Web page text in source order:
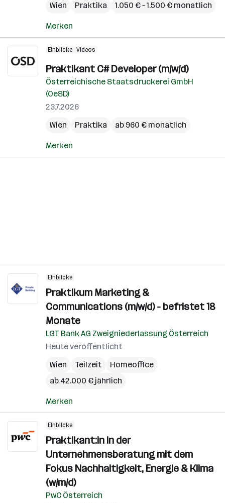
Wien Praktika 1.050 € – 1.500 € monatlich
Merken
Einblicke Videos
Praktikant C# Developer (m/w/d)
Österreichische Staatsdruckerei GmbH
(OeSD)
23.7.2026
Wien
Praktika ab 960 € monatlich
Merken
Einblicke
Praktikum Marketing &
Communications (m/w/d) - befristet 18
Monate
LGT Bank AG Zweigniederlassung Österreich
Heute veröffentlicht
Wien
Teilzeit
Homeoffice
ab 42.000 € jährlich
Merken
Einblicke
Praktikant:in in der
Unternehmensberatung mit dem
Fokus Nachhaltigkeit, Energie & Klima
(w/m/d)
PwC Österreich